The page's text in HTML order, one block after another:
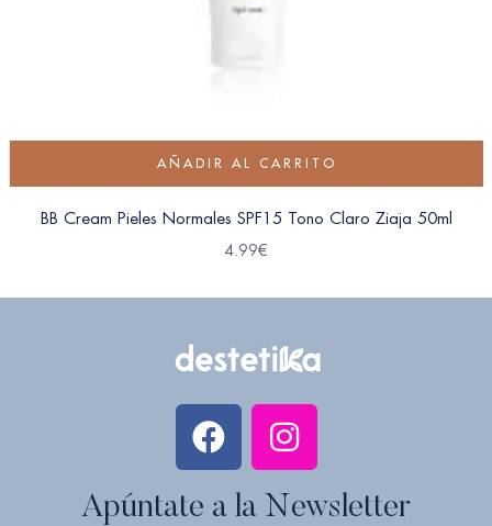
AÑADIR AL CARRITO
BB Cream Pieles Normales SPF15 Tono Claro Ziaja 50ml
4.99€
Apúntate a la Newsletter